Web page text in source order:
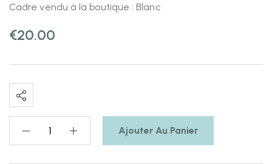
Cadre vendu à la boutique : Blanc
€20.00
Ajouter Au Panier